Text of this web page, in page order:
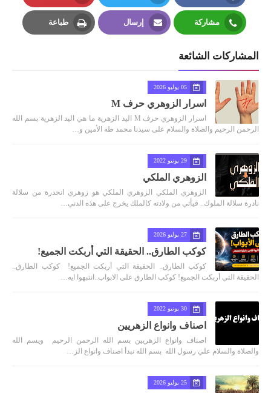
Facebook
Twitter
Pinterest
مشاركة إرسال طباعة
المشاركات الشائعة
05 يوليو 2026
اسرار الزوهري حرف M
اسرار الزوهري حرف M اليد الزهرية ما هي اليد الزهرية بسم الله
الرحمن الرحيم والصلاة والسلام على سيدنا محمد طه الأمين و…
29 يونيو 2022
الزوهري الملكي
الزوهري الملكي الزوهري الملكي هو زوهري انحدرة من سلالة
نادرة سلالة الملوك.. فيأتي من ولادته كالملك يخرج على هذه الدني…
27 يوليو 2026
كوكب الطارق.. الحقيقة التي أربكت الجميع!
كوكب الطارق.. الحقيقة التي أربكت الجميع! كوكب الطارق..
الحقيقة التي أربكت الجميع! كوكب الطارق على الابواب..انتبهوا ايه…
30 يونيو 2022
اصناف وانواع الزهريين
اصناف وانواع الزهريين بسم الله الرحمن الرحيم ويسم الله
والصلاة والسلام علي رسول الله بسم الله نبدأ اصناف وانواع الز…
25 يوليو 2026